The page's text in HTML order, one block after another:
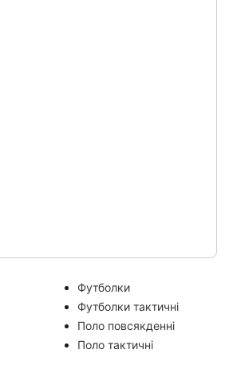
Футболки
Футболки тактичні
Поло повсякденні
Поло тактичні